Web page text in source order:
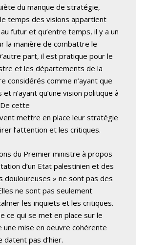
du manque de stratégie,
temps des visions appartient
futur et qu’entre temps, il y a un
la manière de combattre le
part, il est pratique pour le
et les départements de la
considérés comme n’ayant que
n’ayant qu’une vision politique à
cette
mettre en place leur stratégie
l’attention et les critiques.
du Premier ministre à propos
d’un Etat palestinien et des
douloureuses » ne sont pas des
ne sont pas seulement
les inquiets et les critiques.
ce qui se met en place sur le
une mise en oeuvre cohérente
datent pas d’hier.